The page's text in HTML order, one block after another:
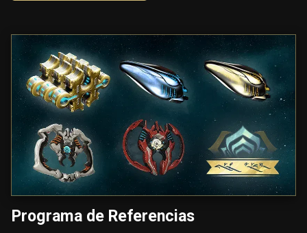
Programa de Referencias